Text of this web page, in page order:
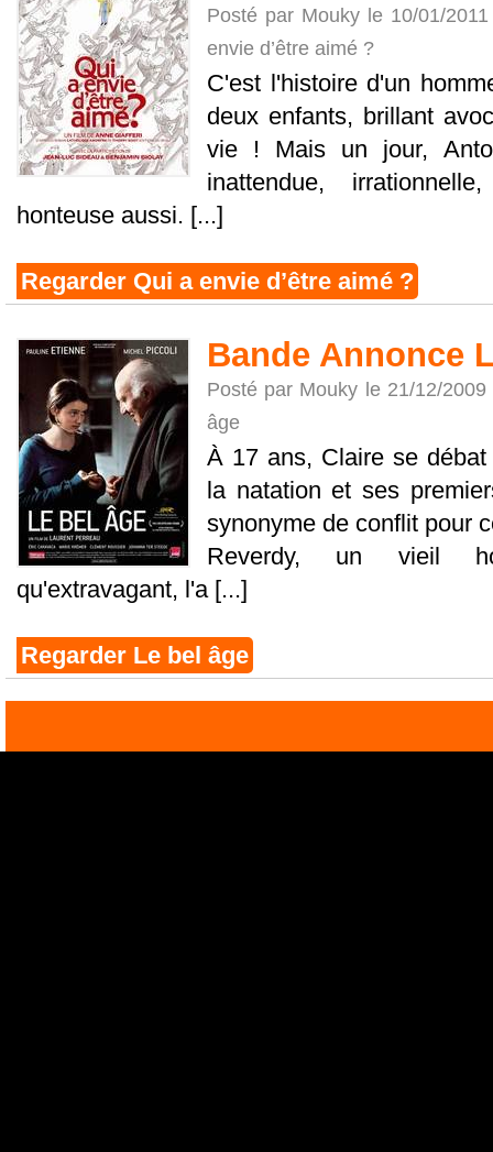
Posté par Mouky le 10/01/
envie d’être aimé ?
C'est l'histoire d'un
deux enfants, brillant
vie ! Mais un jour,
inattendue,
honteuse aussi. [...]
Regarder Qui a envie d’être aimé ?
Bande Annonce
Posté par Mouky le 21/12/
âge
À 17 ans, Claire se
la natation et ses
synonyme de conflit pour
Reverdy, un vieil
qu'extravagant, l'a [...]
Regarder Le bel âge